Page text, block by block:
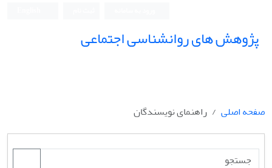
پژوهش های روانشناسی اجتماعی
صفحه اصلی راهنمای نویسندگان